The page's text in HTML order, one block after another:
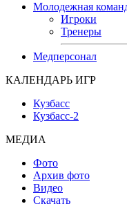
Молодежная
Игроки
Тренеры
Медперсонал
КАЛЕНДАРЬ ИГР
Кузбасс
Кузбасс-2
МЕДИА
Фото
Архив фото
Видео
Скачать